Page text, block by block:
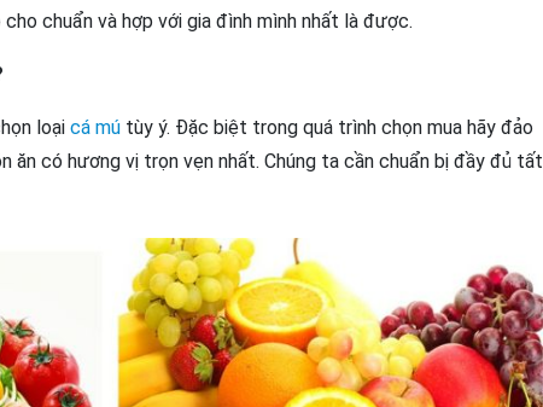
chuẩn và hợp với gia đình mình nhất là được.
loại cá mú tùy ý. Đặc biệt trong quá trình chọn mua hãy đảo
ăn có hương vị trọn vẹn nhất. Chúng ta cần chuẩn bị đầy đủ tất